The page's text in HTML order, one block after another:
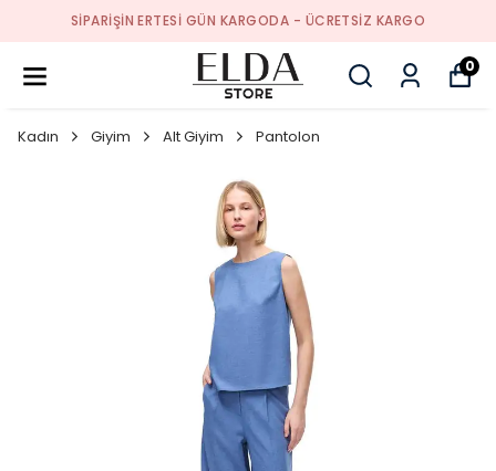
SIPARIŞIN ERTESI GÜN KARGODA - ÜCRETSIZ KARGO
0
Kadın Giyim Alt Giyim Pantolon